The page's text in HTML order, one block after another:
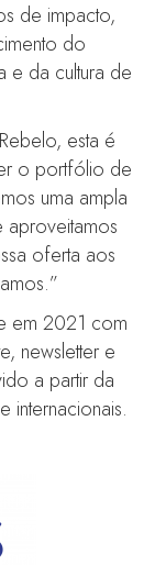
de impacto,
do
e da cultura de
esta é
o portfólio de
uma ampla
aproveitamos
oferta aos
em 2021 com
newsletter e
a partir da
internacionais.